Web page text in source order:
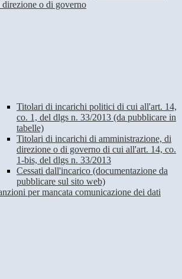
direzione o di governo
Titolari di incarichi politici di cui all'art. 14,
co. 1, del dlgs n. 33/2013 (da pubblicare in
tabelle)
Titolari di incarichi di amministrazione, di
direzione o di governo di cui all'art. 14, co.
1-bis, del dlgs n. 33/2013
Cessati dall'incarico (documentazione da
pubblicare sul sito web)
per mancata comunicazione dei dati